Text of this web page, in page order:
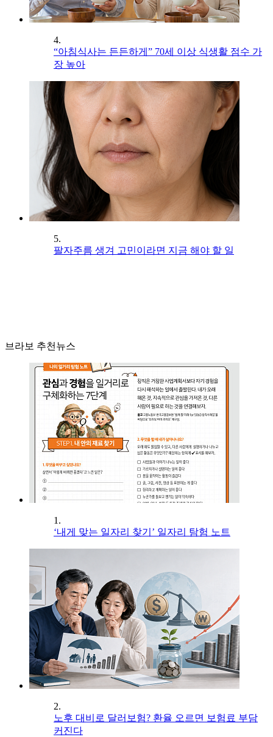
4.
“아침식사는 든든하게” 70세 이상 식생활 점수 가
장 높아
5.
팔자주름 생겨 고민이라면 지금 해야 할 일
브라보 추천뉴스
1.
‘내게 맞는 일자리 찾기’ 일자리 탐험 노트
2.
노후 대비로 달러보험? 환율 오르면 보험료 부담
커진다